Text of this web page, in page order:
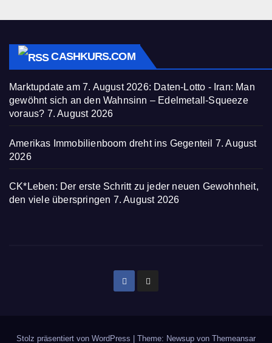
CASHKURS.COM
Marktupdate am 7. August 2026: Daten-Lotto - Iran: Man
gewöhnt sich an den Wahnsinn – Edelmetall-Squeeze
voraus? 7. August 2026
Amerikas Immobilienboom dreht ins Gegenteil 7. August
2026
CK*Leben: Der erste Schritt zu jeder neuen Gewohnheit,
den viele überspringen 7. August 2026
Stolz präsentiert von WordPress Theme: Newsup von Themeansar